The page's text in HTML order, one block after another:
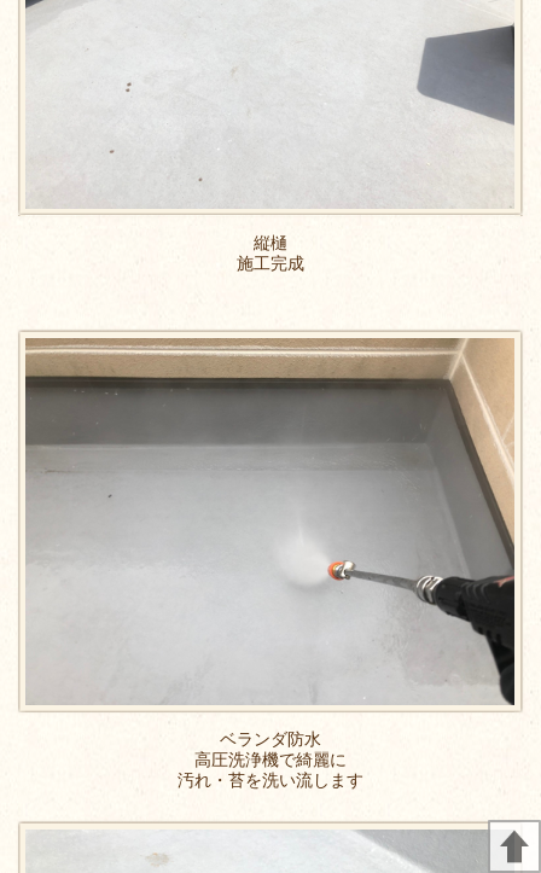
縦樋
施工完成
ベランダ防水
高圧洗浄機で綺麗に
汚れ・苔を洗い流します